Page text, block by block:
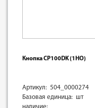
Кнопка CP100DK (1НО)
Артикул: 504_0000274
Базовая единица: шт